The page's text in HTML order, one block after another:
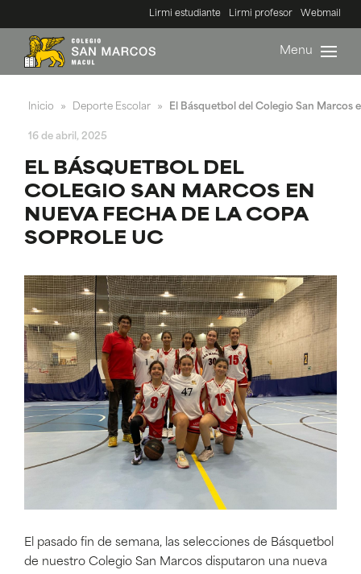
Lirmi estudiante Lirmi profesor Webmail
Menu
Inicio » Deporte Escolar » El Básquetbol del Colegio San Marcos
16 de abril, 2025
EL BÁSQUETBOL DEL
COLEGIO SAN MARCOS EN
NUEVA FECHA DE LA COPA
SOPROLE UC
El pasado fin de semana, las selecciones de Básquetbol
de nuestro Colegio San Marcos disputaron una nueva